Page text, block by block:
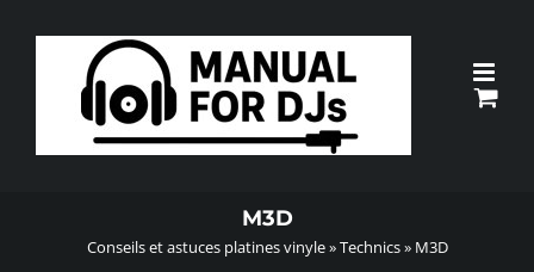
M3D
Conseils et astuces platines vinyle»Technics» M3D